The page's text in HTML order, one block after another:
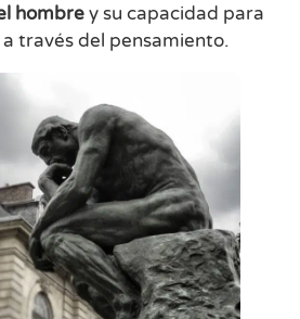
hombrey su capacidad para
través del pensamiento.